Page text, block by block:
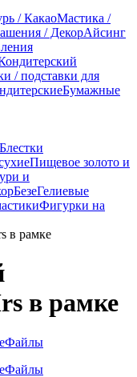
/ КакаоМастика /
/ ДекорАйсинг
/ подставки для
Бумажные
Блестки
Пищевое золото и
и
БезеГелиевые
Фигурки на
в рамке
в рамке